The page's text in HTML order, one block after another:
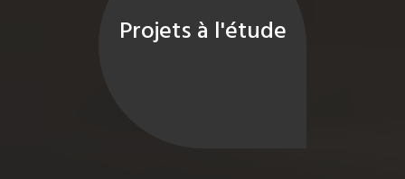
Projets à l'étude